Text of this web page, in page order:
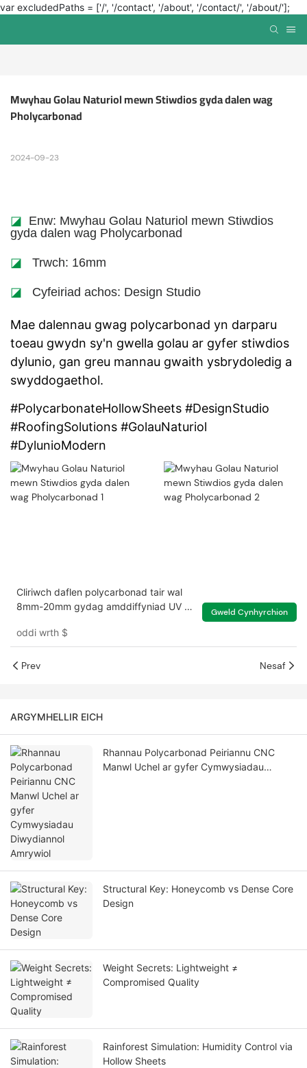
var excludedPaths = ['/', '/contact', '/about', '/contact/', '/about/'];
Mwyhau Golau Naturiol mewn Stiwdios gyda dalen wag
Pholycarbonad
2024-09-23
◪ Enw: Mwyhau Golau Naturiol mewn Stiwdios
gyda dalen wag Pholycarbonad
◪ Trwch: 16mm
◪ Cyfeiriad achos: Design Studio
Mae dalennau gwag polycarbonad yn darparu
toeau gwydn sy'n gwella golau ar gyfer stiwdios
dylunio, gan greu mannau gwaith ysbrydoledig a
swyddogaethol.
#PolycarbonateHollowSheets #DesignStudio
#RoofingSolutions #GolauNaturiol
#DylunioModern
Cliriwch daflen polycarbonad tair wal
8mm-20mm gydag amddiffyniad UV ar
oddi wrth $
Gweld Cynhyrchion
Prev Nesaf
ARGYMHELLIR EICH
Rhannau Polycarbonad Peiriannu CNC
Manwl Uchel ar gyfer Cymwysiadau
Structural Key: Honeycomb vs Dense Core
Design
Weight Secrets: Lightweight ≠
Compromised Quality
Rainforest Simulation: Humidity Control via
Hollow Sheets